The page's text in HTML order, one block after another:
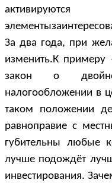
За два года, при
изменить.К примеру
закон о
налогообложении в
таком положении
равноправие с
губительны любые
лучше подождёт
инвестирования.